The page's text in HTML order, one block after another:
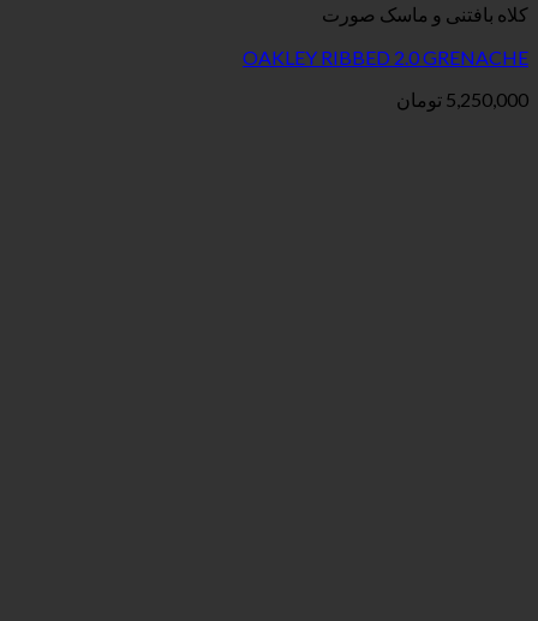
کلاه بافتنی و ماسک صورت
OAKLEY RIBBED 2.0 GRENACHE
5,250,000 تومان